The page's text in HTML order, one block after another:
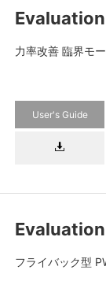
力率改善 臨界モ
User's Guide
フライバック型